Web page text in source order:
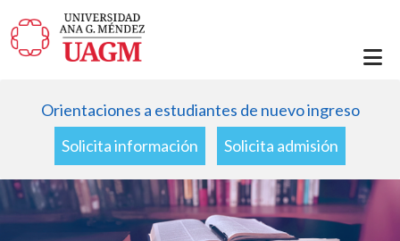
Orientaciones a estudiantes de nuevo ingreso
Solicita información
Solicita admisión